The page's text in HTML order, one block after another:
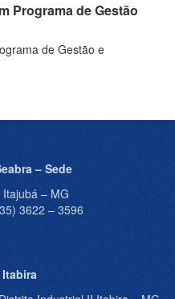
Programa de Gestão
de Gestão e
– Sede
– MG
3622 – 3596